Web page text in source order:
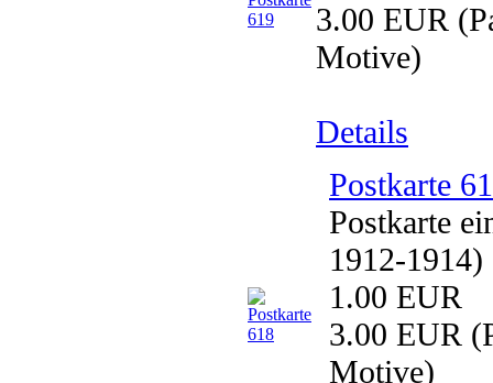
3.00 EUR
Motive)
Details
Postkarte
Postkarte
1912-
1.00 EUR
3.00 EUR
Motive)